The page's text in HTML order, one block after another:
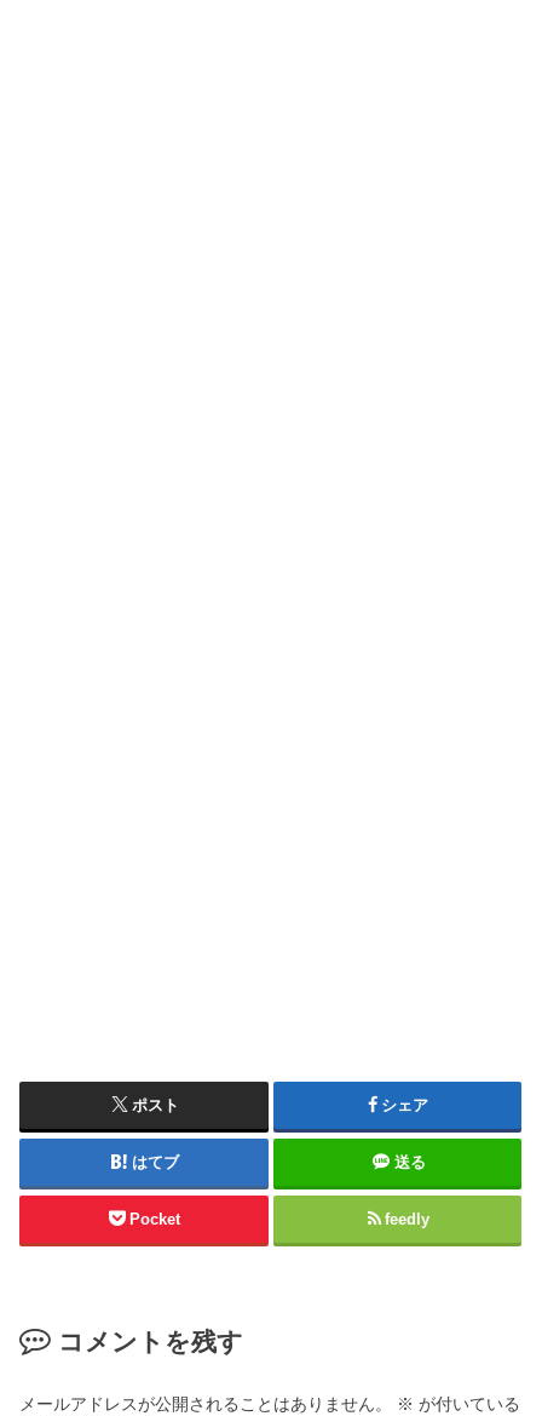
ポスト シェア
はてブ 送る
Pocket feedly
コメントを残す
メールアドレスが公開されることはありません。 ※ が付いている